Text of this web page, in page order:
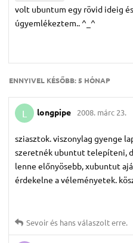
volt ubuntum egy rövid ideig
úgyemlékeztem.. ^_^
ENNYIVEL KÉSŐBB:5 HÓNAP
L longpipe 2008. márc 23.
sziasztok. viszonylag gyenge
szeretnék ubuntut telepíteni,
lenne előnyösebb, xubuntut
érdekelne a véleményetek.
Sevoirés hansválaszolt erre.